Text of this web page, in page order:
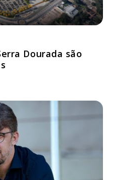
Dourada são